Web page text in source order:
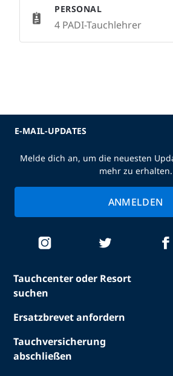
PERSONAL
4 PADI-Tauchlehrer
Tauchcenter oder Resort
suchen
Ersatzbrevet anfordern
Tauchversicherung
abschließen
E-MAIL-UPDATES
Melde dich an, um die neuesten
mehr zu erhalten.
ANMELDEN